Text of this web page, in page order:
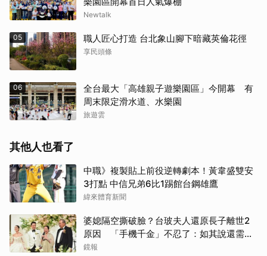
Newtalk
05 職人匠心打造 台北象山腳下暗藏英倫花徑
享民頭條
06
全台最大「高雄親子遊樂園區」今開幕 有
周末限定滑水道、水樂園
旅遊雲
其他人也看了
中職》複製貼上前役逆轉劇本！黃韋盛雙安
3打點 中信兄弟6比1踢館台鋼雄鷹
緯來體育新聞
婆媳隔空撕破臉？台玻夫人還原長子離世2
原因 「手機千金」不忍了：如其說還需要
離開嗎？
鏡報